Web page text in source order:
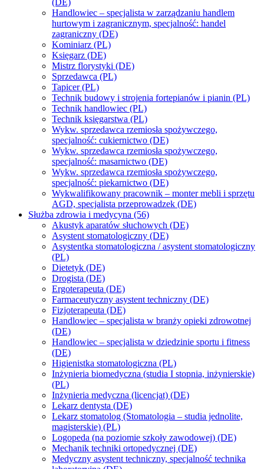
(DE)
Handlowiec – specjalista w zarządzaniu handlem
hurtowym i zagranicznym, specjalność: handel
zagraniczny (DE)
Kominiarz (PL)
Księgarz (DE)
Mistrz florystyki (DE)
Sprzedawca (PL)
Tapicer (PL)
Technik budowy i strojenia fortepianów i pianin (PL)
Technik handlowiec (PL)
Technik księgarstwa (PL)
Wykw. sprzedawca rzemiosła spożywczego,
specjalność: cukiernictwo (DE)
Wykw. sprzedawca rzemiosła spożywczego,
specjalność: masarnictwo (DE)
Wykw. sprzedawca rzemiosła spożywczego,
specjalność: piekarnictwo (DE)
Wykwalifikowany pracownik – monter mebli i sprzętu
AGD, specjalista przeprowadzek (DE)
Służba zdrowia i medycyna (56)
Akustyk aparatów słuchowych (DE)
Asystent stomatologiczny (DE)
Asystentka stomatologiczna / asystent stomatologiczny
(PL)
Dietetyk (DE)
Drogista (DE)
Ergoterapeuta (DE)
Farmaceutyczny asystent techniczny (DE)
Fizjoterapeuta (DE)
Handlowiec – specjalista w branży opieki zdrowotnej
(DE)
Handlowiec – specjalista w dziedzinie sportu i fitness
(DE)
Higienistka stomatologiczna (PL)
Inżynieria biomedyczna (studia I stopnia, inżynierskie)
(PL)
Inżynieria medyczna (licencjat) (DE)
Lekarz dentysta (DE)
Lekarz stomatolog (Stomatologia – studia jednolite,
magisterskie) (PL)
Logopeda (na poziomie szkoły zawodowej) (DE)
Mechanik techniki ortopedycznej (DE)
Medyczny asystent techniczny, specjalność technika